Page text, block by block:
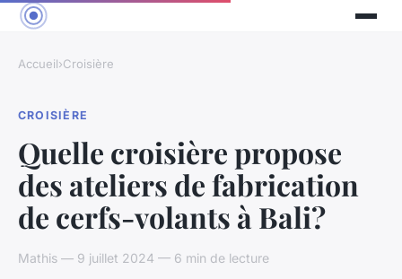
Accueil›Croisière
CROISIÈRE
Quelle croisière propose
des ateliers de fabrication
de cerfs-volants à Bali?
Mathis — 9 juillet 2024 — 6 min de lecture